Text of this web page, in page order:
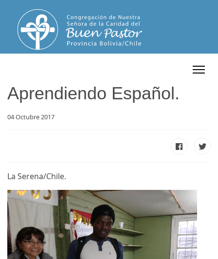
Aprendiendo Español.
04 Octubre 2017
La Serena/Chile.